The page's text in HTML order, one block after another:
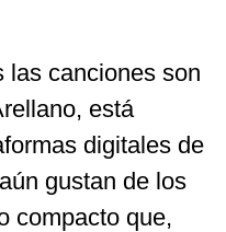
las canciones son
está
digitales de
gustan de los
compacto que,